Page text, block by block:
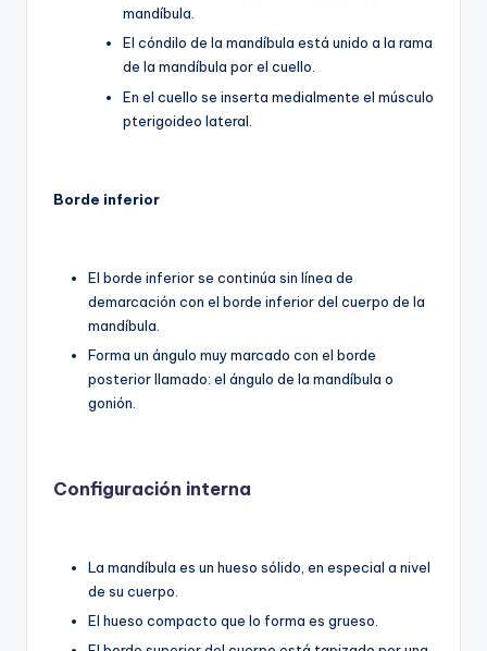
mandíbula.
El cóndilo de la mandíbula está unido a la rama
de la mandíbula por el cuello.
En el cuello se inserta medialmente el músculo
pterigoideo lateral.
Borde inferior
El borde inferior se continúa sin línea de
demarcación con el borde inferior del cuerpo de la
mandíbula.
Forma un ángulo muy marcado con el borde
posterior llamado: el ángulo de la mandíbula o
gonión.
Configuración interna
La mandíbula es un hueso sólido, en especial a nivel
de su cuerpo.
El hueso compacto que lo forma es grueso.